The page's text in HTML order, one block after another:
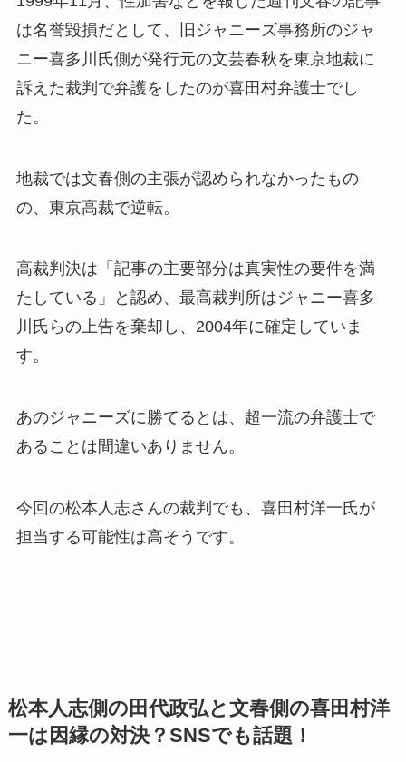
は名誉毀損だとして、旧ジャニーズ事務所のジャ
ニー喜多川氏側が発行元の文芸春秋を東京地裁に
訴えた裁判で弁護をしたのが喜田村弁護士でし
た。
地裁では文春側の主張が認められなかったもの
の、東京高裁で逆転。
高裁判決は「記事の主要部分は真実性の要件を満
たしている」と認め、最高裁判所はジャニー喜多
川氏らの上告を棄却し、2004年に確定していま
す。
あのジャニーズに勝てるとは、超一流の弁護士で
あることは間違いありません。
今回の松本人志さんの裁判でも、喜田村洋一氏が
担当する可能性は高そうです。
松本人志側の田代政弘と文春側の喜田村洋
一は因縁の対決？SNSでも話題！